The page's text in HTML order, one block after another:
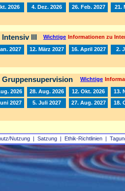
Nutzung | Satzung | Ethik-Richtlinien |
2026 4. Dez. 2026 26. Feb. 2027 21.
Intensiv III Wichtige Informationen zu
2027 12. März 2027 16. April 2027 2.
Gruppensupervision Wichtige
2026 28. Aug. 2026 12. Okt. 2026 13.
2027
5. Juli 2027 27. Aug. 2027 18.